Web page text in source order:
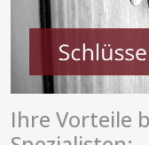
Ihre Vorteile